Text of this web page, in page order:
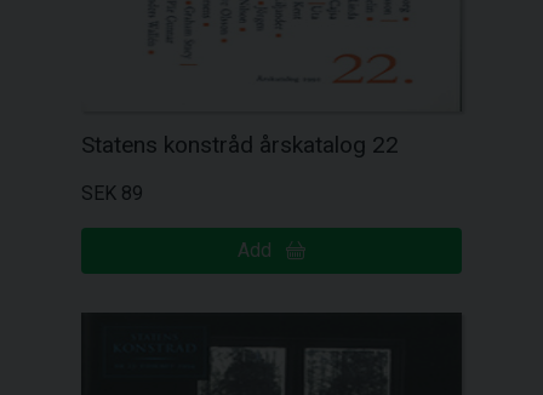
Statens konstråd årskatalog 22
SEK 89
Add